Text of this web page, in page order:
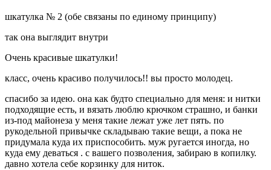
шкатулка № 2 (обе связаны по единому принципу)
так она выглядит внутри
Очень красивые шкатулки!
класс, очень красиво получилось!! вы просто молодец.
спасибо за идею. она как будто специально для меня: и нитки
подходящие есть, и вязать люблю крючком страшно, и банки
из-под майонеза у меня такие лежат уже лет пять. по
рукодельной привычке складываю такие вещи, а пока не
придумала куда их приспособить. муж ругается иногда, но
куда ему деваться . с вашего позволения, забираю в копилку.
давно хотела себе корзинку для ниток.